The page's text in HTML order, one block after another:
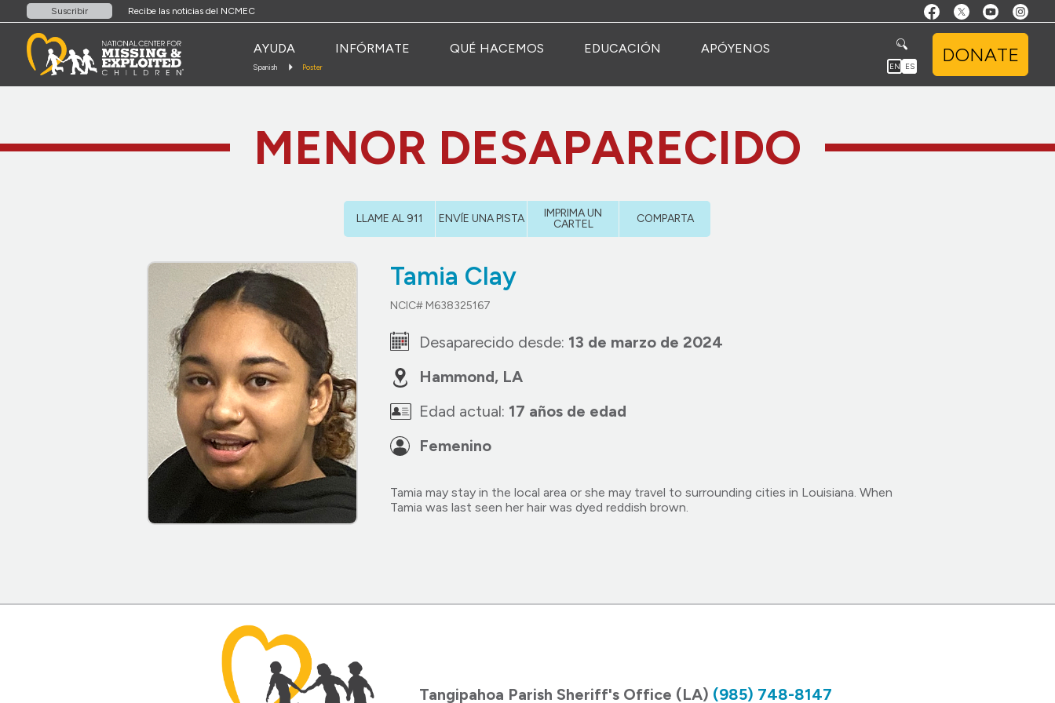
Suscribir Recibe las noticias del NCMEC
AYUDA INFÓRMATE QUÉ HACEMOS EDUCACIÓN APÓYENOS
Spanish Poster EN ES
DONATE
MENOR DESAPARECIDO
LLAME AL 911 ENVÍE UNA PISTA
IMPRIMA UN
CARTEL
COMPARTA
Tamia Clay
NCIC# M638325167
Desaparecido desde: 13 de marzo de 2024
Hammond, LA
Edad actual: 17 años de edad
Femenino
Tamia may stay in the local area or she may travel to surrounding cities in Louisiana. When
Tamia was last seen her hair was dyed reddish brown.
Tangipahoa Parish Sheriff's Office (LA) (985) 748-8147